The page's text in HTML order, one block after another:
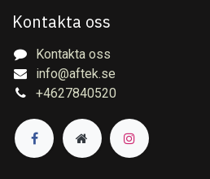
Kontakta oss
Kontakta oss
info@aftek.se
+4627840520